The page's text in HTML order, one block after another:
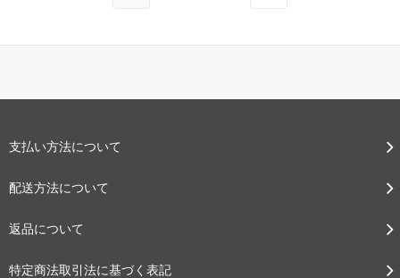
支払い方法について
配送方法について
返品について
特定商法取引法に基づく表記